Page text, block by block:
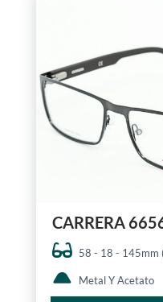
CARRERA
58 - 18 - 145mm
Metal Y Acetato